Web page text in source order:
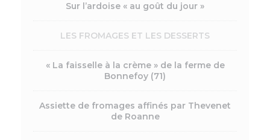
Sur l’ardoise « au goût du jour »
LES FROMAGES ET LES DESSERTS
« La faisselle à la crème » de la ferme de
Bonnefoy (71)
Assiette de fromages affinés par Thevenet
de Roanne